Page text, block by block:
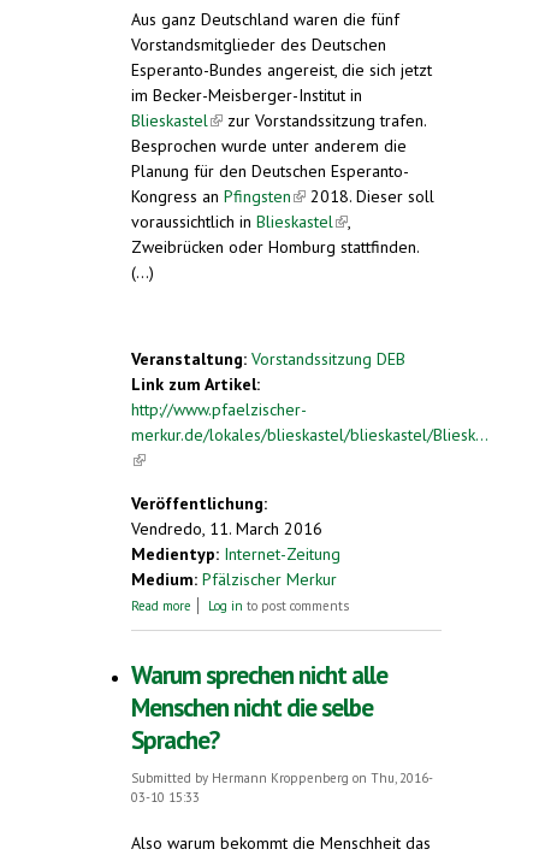
Aus ganz Deutschland waren die fünf
Vorstandsmitglieder des Deutschen
Esperanto-Bundes angereist, die sich jetzt
im Becker-Meisberger-Institut in
Blieskastel(link is external)
zur Vorstandssitzung trafen.
Besprochen wurde unter anderem die
Planung für den Deutschen Esperanto-
Kongress an Pfingsten(link is external)
2018. Dieser soll
voraussichtlich in Blieskastel(link is external)
,
Zweibrücken oder Homburg stattfinden.
(...)
Veranstaltung: Vorstandssitzung DEB
Link zum Artikel:
http://www.pfaelzischer-
merkur.de/lokales/blieskastel/blieskastel/Bliesk...
(link is external)
Veröffentlichung:
Vendredo, 11. March 2016
Medientyp: Internet-Zeitung
Medium: Pfälzischer Merkur
Read more about Esperanto-Bund plant einen
Log in to post comments
Warum sprechen nicht alle
Menschen nicht die selbe
Sprache?
Submitted by Hermann Kroppenberg on Thu, 2016-
03-10 15:33
Also warum bekommt die Menschheit das